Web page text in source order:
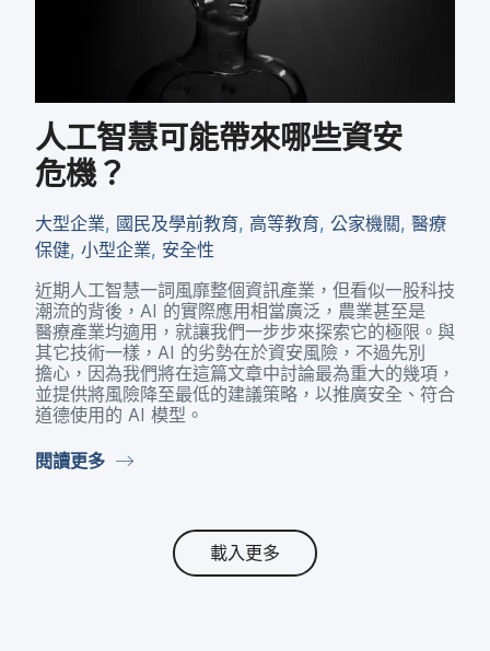
人​工智慧​可能​帶來​哪些​資安​
危機？
大型​企業, 國民​及​學前​教育, 高等​教育, 公家​機關, 醫療​
保健, 小型​企業, 安全性
近​期​人​工智慧​一詞​風靡​整​個​資訊​產業，​但​看似​一​股​科技​
潮流​的​背後， AI 的​實際​應用​相當​廣泛，​農業​甚至​是​
醫療​產業​均​適用，​就​讓​我們​一步​步來​探​索它​的​極限。​與​
其它​技術​一樣， AI 的​劣勢​在​於​資安​風險，​不過​先別​
擔心，​因為​我們​將​在​這​篇​文章​中​討論​最​為​重大​的​幾項，​
並​提供​將​風險​降​至​最​低​的​建議​策略，​以​推廣​安全、​符合​
道德​使用​的 AI 模型。
閱讀​更多
載入更多